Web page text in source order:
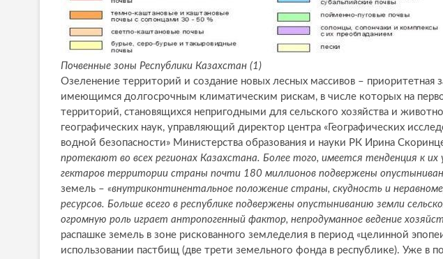
Почвенные зоны Республики Казахстан (1)
Озеленение территорий и создание новых лесных массивов – приоритетная
имеющимся долгосрочным климатическим рискам, в числе которых на
территорий, становящихся непригодными для сельского хозяйства и
географических наук, управляющий директор центра «Географических
водной безопасности» Министерства образования и науки РК Ирина
протекают во всех регионах Казахстана. Более того, имеется тенденция к
гектаров территории страны почти 180 миллионов подвержены
земель – «внутриконтинентальное положение страны, скудность и
ресурсов. Больше всего в республике подвержены опустыниванию земли
огромную роль играет антропогенный фактор, непродуманное ведение
распашке земель в зоне рискованного земледелия в период «целинной
использовании пастбищ (две трети земельного фонда в республике). Уже в